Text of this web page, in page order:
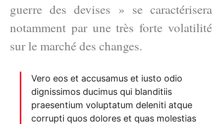
guerre des devises » se caractérisera
notamment par une très forte volatilité
sur le marché des changes.
Vero eos et accusamus et iusto odio
dignissimos ducimus qui blanditiis
praesentium voluptatum deleniti atque
corrupti quos dolores et quas molestias